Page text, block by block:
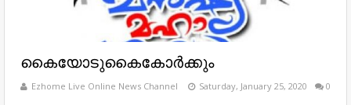
കൈയോടുകൈകോർക്കും
Ezhome Live Online News Channel Saturday, January 25, 2020 0